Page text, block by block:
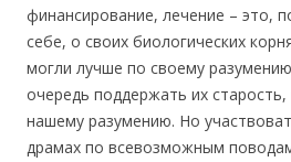
финансирование, лечение – это,
себе, о своих биологических
могли лучше по своему
очередь поддержать их
нашему разумению. Но
драмах по всевозможным